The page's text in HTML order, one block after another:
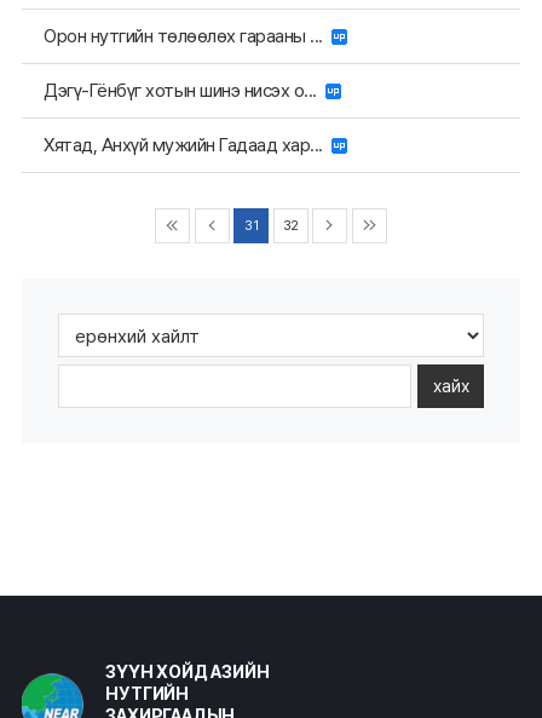
Орон нутгийн төлөөлөх гарааны ...
Дэгү-Гёнбүг хотын шинэ нисэх о...
Хятад, Анхүй мужийн Гадаад хар...
31 32
хайх
ЗҮҮН ХОЙД АЗИЙН
НУТГИЙН